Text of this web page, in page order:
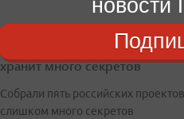
Тайны таежных городков:
хранит много секретов
Собрали пять российских
слишком много секретов
новости